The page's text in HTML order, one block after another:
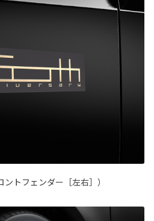
トフェンダー［左右］）